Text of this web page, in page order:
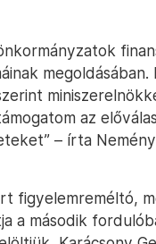
az
– írta
figyelemreméltó,
a második